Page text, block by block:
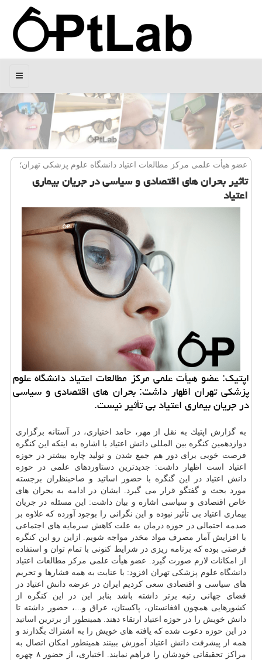
منو
عضو هیأت علمی مركز مطالعات اعتیاد دانشگاه علوم پزشكی تهران؛
تاثیر بحران های اقتصادی و سیاسی در جریان بیماری
اعتیاد
اپتیك: عضو هیأت علمی مركز مطالعات اعتیاد دانشگاه علوم
پزشكی تهران اظهار داشت: بحران های اقتصادی و سیاسی
در جریان بیماری اعتیاد بی تأثیر نیست.
به گزارش اپتیك به نقل از مهر، حامد اختیاری، در آستانه برگزاری
دوازدهمین كنگره بین المللی دانش اعتیاد با اشاره به اینكه این كنگره
فرصت خوبی برای دور هم جمع شدن و تولید چاره بیشتر در حوزه
اعتیاد است اظهار داشت: جدیدترین دستاوردهای علمی در حوزه
دانش اعتیاد در این گنگره با حضور اساتید و صاحبنظران برجسته
مورد بحث و گفتگو قرار می گیرد. ایشان در ادامه به بحران های
خاص اقتصادی و سیاسی اشاره و بیان داشت: این مسئله در جریان
بیماری اعتیاد بی تأثیر نبوده و این نگرانی را بوجود آورده كه علاوه بر
صدمه احتمالی در حوزهدرمان به علت كاهش سرمایه های اجتماعی
با افزایش آمار مصرف مواد مخدر مواجه شویم. ازاین رو این كنگره
فرصتی بوده كه برنامه ریزی در شرایط كنونی با تمام توان و استفاده
از امكانات لازم صورت گیرد. عضو هیأت علمی مركز مطالعات اعتیاد
دانشگاه علوم پزشكی تهران افزود: با عنایت به همه فشارها و تحریم
های سیاسی و اقتصادی سعی كردیم ایران در عرضه دانش اعتیاد در
فضای جهانی رتبه برتر داشته باشد بنابر این در این كنگره از
كشورهایی همچون افغانستان، پاكستان، عراق و...، حضور داشته تا
دانش خویش را در حوزه اعتیاد ارتقاء دهند. همینطور از برترین اساتید
در این حوزه دعوت شده كه یافته های خویش را به اشتراك بگذارند و
همه از پیشرفت دانش اعتیاد آموزش ببینند همینطور امكان اتصال به
مراكز تحقیقاتی خودشان را فراهم نمایند. اختیاری، از حضور ۸ چهره